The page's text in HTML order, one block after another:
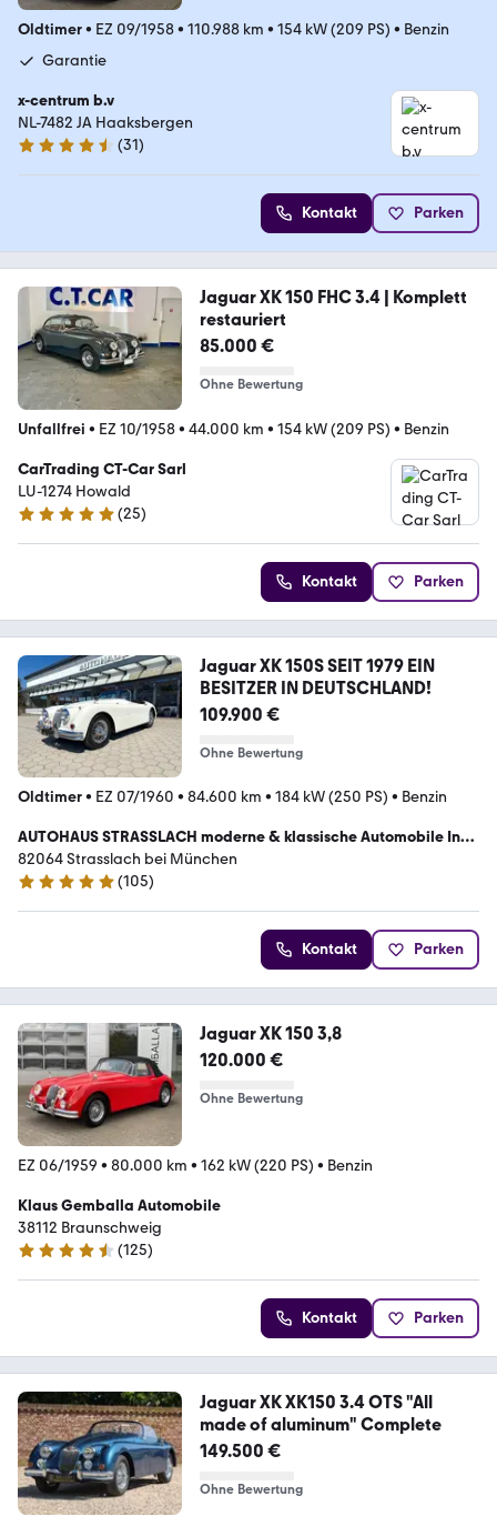
Oldtimer• EZ 09/1958• 110.988 km • 154 kW (209 PS) • Benzin
Garantie
x-centrum b.v
NL-7482 JA Haaksbergen
4.7 Sterne
(31)
Kontakt Parken
Jaguar XK 150 FHC 3.4 | Komplett
restauriert
85.000 €
Ohne Bewertung
Unfallfrei • EZ 10/1958• 44.000 km • 154 kW (209 PS) • Benzin
CarTrading CT-Car Sarl
LU-1274 Howald
5 Sterne
(25)
Kontakt Parken
Jaguar XK 150S SEIT 1979 EIN
BESITZER IN DEUTSCHLAND!
109.900 €
Ohne Bewertung
Oldtimer• EZ 07/1960 • 84.600 km • 184 kW (250 PS) • Benzin
AUTOHAUS STRASSLACH moderne & klassische Automobile Inh.
Peter Liebscher
82064 Strasslach bei München
4.8 Sterne
(105)
Kontakt Parken
Jaguar XK 150 3,8
120.000 €
Ohne Bewertung
EZ 06/1959 • 80.000 km • 162 kW (220 PS) • Benzin
Klaus Gemballa Automobile
38112 Braunschweig
4.7 Sterne
(125)
Kontakt Parken
Jaguar XK XK150 3.4 OTS "All
made of aluminum" Complete
149.500 €
Ohne Bewertung